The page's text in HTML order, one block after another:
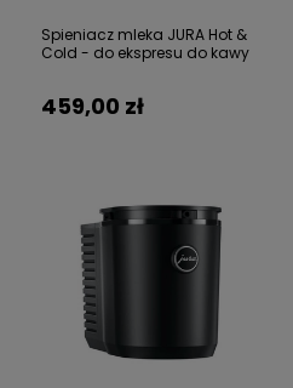
Spieniacz mleka JURA Hot &
Cold - do ekspresu do kawy
459,00 zł